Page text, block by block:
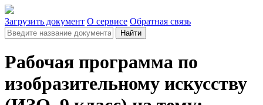
Загрузить документ О сервисе Обратная связь
Найти
Рабочая программа по
изобразительному искусству